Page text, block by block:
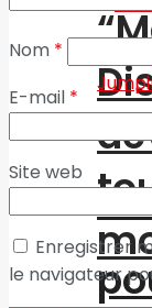
Nom *
E-mail *
Site web
Enregistrer
le navigateur